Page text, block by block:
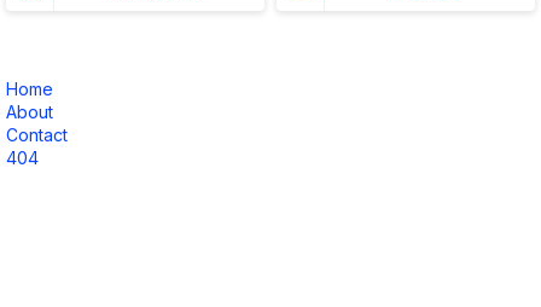
Home
About
Contact
404